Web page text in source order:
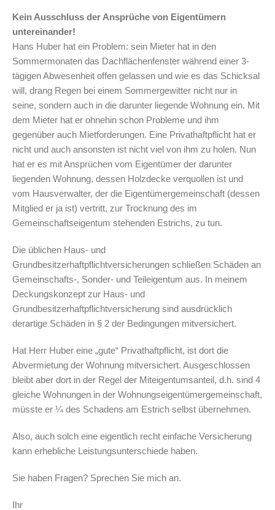
Kein Ausschluss der Ansprüche von Eigentümern
untereinander!
Hans Huber hat ein Problem: sein Mieter hat in den
Sommermonaten das Dachflächenfenster während einer 3-
tägigen Abwesenheit offen gelassen und wie es das Schicksal
will, drang Regen bei einem Sommergewitter nicht nur in
seine, sondern auch in die darunter liegende Wohnung ein. Mit
dem Mieter hat er ohnehin schon Probleme und ihm
gegenüber auch Mietforderungen. Eine Privathaftpflicht hat er
nicht und auch ansonsten ist nicht viel von ihm zu holen. Nun
hat er es mit Ansprüchen vom Eigentümer der darunter
liegenden Wohnung, dessen Holzdecke verquollen ist und
vom Hausverwalter, der die Eigentümergemeinschaft (dessen
Mitglied er ja ist) vertritt, zur Trocknung des im
Gemeinschaftseigentum stehenden Estrichs, zu tun.
Die üblichen Haus- und
Grundbesitzerhaftpflichtversicherungen schließen Schäden an
Gemeinschafts-, Sonder- und Teileigentum aus. In meinem
Deckungskonzept zur Haus- und
Grundbesitzerhaftpflichtversicherung sind ausdrücklich
derartige Schäden in § 2 der Bedingungen mitversichert.
Hat Herr Huber eine „gute“ Privathaftpflicht, ist dort die
Abvermietung der Wohnung mitversichert. Ausgeschlossen
bleibt aber dort in der Regel der Miteigentumsanteil, d.h. sind 4
gleiche Wohnungen in der Wohnungseigentümergemeinschaft,
müsste er ¼ des Schadens am Estrich selbst übernehmen.
Also, auch solch eine eigentlich recht einfache Versicherung
kann erhebliche Leistungsunterschiede haben.
Sie haben Fragen? Sprechen Sie mich an.
Ihr